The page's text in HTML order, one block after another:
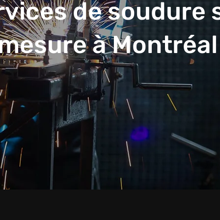
de soudure
à Montréal